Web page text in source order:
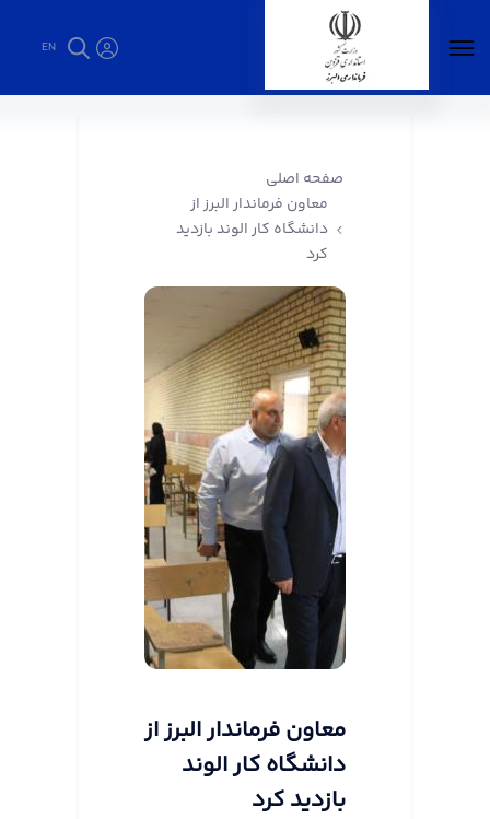
EN
صفحه اصلی
معاون فرماندار البرز از
دانشگاه کار الوند بازدید
کرد
معاون فرماندار البرز از
دانشگاه کار الوند
بازدید کرد